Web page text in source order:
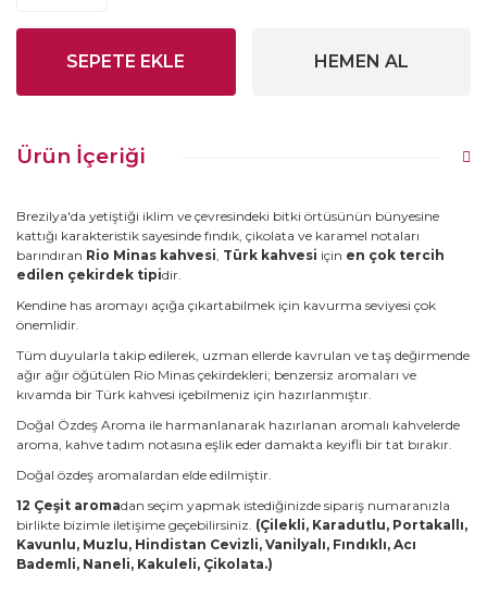
SEPETE EKLE HEMEN AL
Ürün İçeriği
Brezilya'da yetiştiği iklim ve çevresindeki bitki örtüsünün bünyesine
kattığı karakteristik sayesinde fındık, çikolata ve karamel notaları
barındıran Rio Minas kahvesi, Türk kahvesi için en çok tercih
edilen çekirdek tipidir.
Kendine has aromayı açığa çıkartabilmek için kavurma seviyesi çok
önemlidir.
Tüm duyularla takip edilerek, uzman ellerde kavrulan ve taş değirmende
ağır ağır öğütülen Rio Minas çekirdekleri; benzersiz aromaları ve
kıvamda bir Türk kahvesi içebilmeniz için hazırlanmıştır.
Doğal Özdeş Aroma ile harmanlanarak hazırlanan aromalı kahvelerde
aroma, kahve tadım notasına eşlik eder damakta keyifli bir tat bırakır.
Doğal özdeş aromalardan elde edilmiştir.
12 Çeşit aromadan seçim yapmak istediğinizde sipariş numaranızla
birlikte bizimle iletişime geçebilirsiniz. (Çilekli, Karadutlu, Portakallı,
Kavunlu, Muzlu, Hindistan Cevizli, Vanilyalı, Fındıklı, Acı
Bademli, Naneli, Kakuleli, Çikolata.)